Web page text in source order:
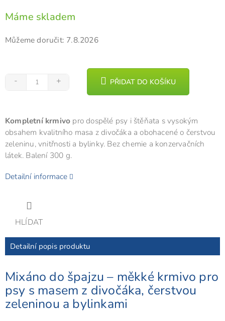
Máme skladem
Můžeme doručit: 7.8.2026
PŘIDAT DO KOŠÍKU
Kompletní krmivo pro dospělé psy i štěňata s vysokým
obsahem kvalitního masa z divočáka a obohacené o čerstvou
zeleninu, vnitřnosti a bylinky. Bez chemie a konzervačních
látek. Balení 300 g.
Detailní informace
HLÍDAT
Detailní popis produktu
Mixáno do špajzu – měkké krmivo pro
psy s masem z divočáka, čerstvou
zeleninou a bylinkami